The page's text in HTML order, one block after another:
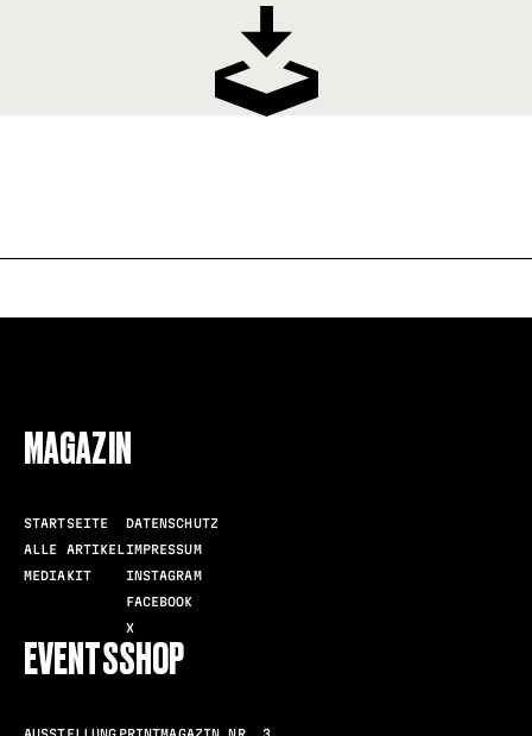
MAGAZIN
STARTSEITE
ALLE ARTIKEL
MEDIAKIT
DATENSCHUTZ
IMPRESSUM
INSTAGRAM
FACEBOOK
X
EVENTSSHOP